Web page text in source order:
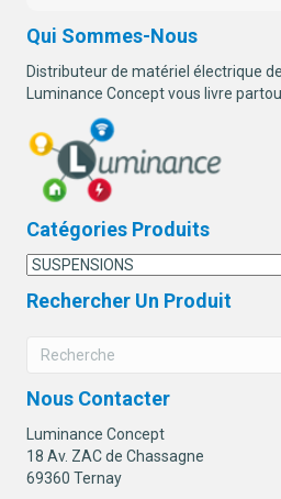
Qui Sommes-Nous
Distributeur de matériel électrique
Luminance Concept vous livre
Catégories Produits
Rechercher Un Produit
Nous Contacter
Luminance Concept
18 Av. ZAC de Chassagne
69360 Ternay